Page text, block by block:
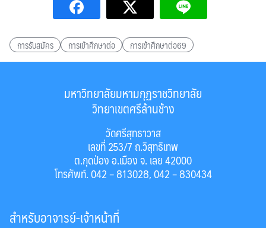
การรับสมัคร การเข้าศึกษาต่อ การเข้าศึกษาต่อ69
มหาวิทยาลัยมหามกุฏราชวิทยาลัย
วิทยาเขตศรีล้านช้าง
วัดศรีสุทธาวาส
เลขที่ 253/7 ถ.วิสุทธิเทพ
ต.กุดป่อง อ.เมือง จ. เลย 42000
โทรศัพท์. 042 – 813028, 042 – 830434
สำหรับอาจารย์-เจ้าหน้าที่